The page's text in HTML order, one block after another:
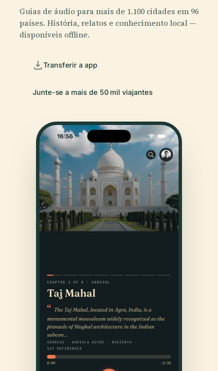
Guias de áudio para mais de 1.100 cidades em 96
países. História, relatos e conhecimento local —
disponíveis offline.
Transferir a app
Junte-se a mais de 50 mil viajantes